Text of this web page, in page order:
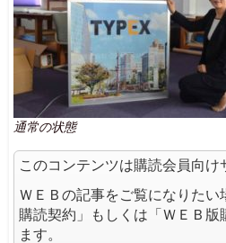
通常の状態
このコンテンツは購読会員向け
ＷＥＢの記事をご覧になりたい
購読契約」もしくは「ＷＥＢ版
ます。